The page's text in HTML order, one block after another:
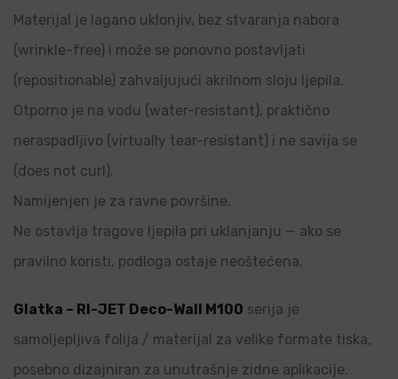
Materijal je lagano uklonjiv, bez stvaranja nabora
(wrinkle-free) i može se ponovno postavljati
(repositionable) zahvaljujući akrilnom sloju ljepila.
Otporno je na vodu (water-resistant), praktično
neraspadljivo (virtually tear-resistant) i ne savija se
(does not curl).
Namijenjen je za ravne površine.
Ne ostavlja tragove ljepila pri uklanjanju — ako se
pravilno koristi, podloga ostaje neoštećena.
Glatka – RI-JET Deco-Wall M100 serija je
samoljepljiva folija / materijal za velike formate tiska,
posebno dizajniran za unutrašnje zidne aplikacije.